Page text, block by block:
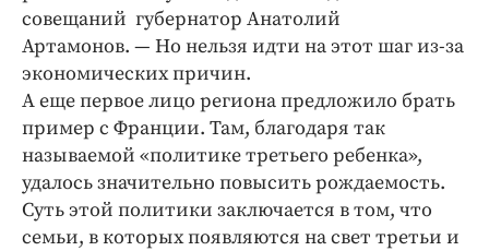
совещаний губернатор Анатолий
Артамонов. — Но нельзя идти на этот шаг из-за
экономических причин.
А еще первое лицо региона предложило брать
пример с Франции. Там, благодаря так
называемой «политике третьего ребенка»,
удалось значительно повысить рождаемость.
Суть этой политики заключается в том, что
семьи, в которых появляются на свет третьи и